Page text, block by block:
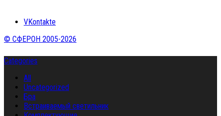
VKontakte
© СФЕРОН 2005-2026
Categories
All
Uncategorized
Бра
Встраиваемый светильник